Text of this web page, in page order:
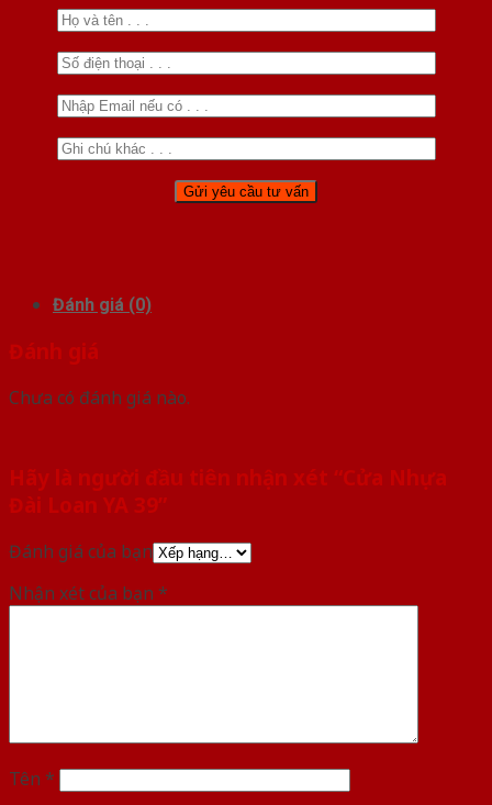
Đánh giá (0)
Đánh giá
Chưa có đánh giá nào.
Hãy là người đầu tiên nhận xét “Cửa Nhựa
Đài Loan YA 39”
Đánh giá của bạn
Nhận xét của bạn *
Tên *